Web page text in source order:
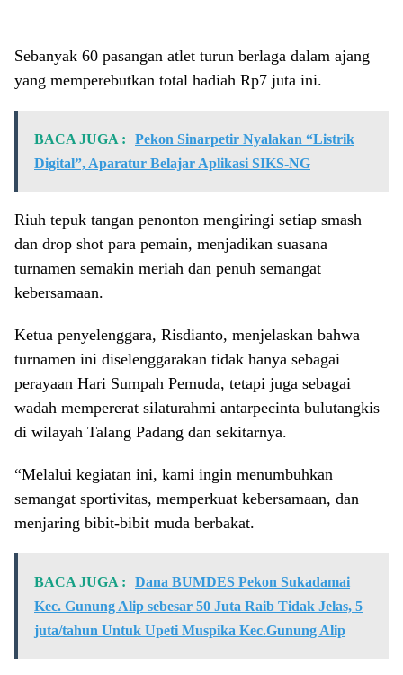
Sebanyak 60 pasangan atlet turun berlaga dalam ajang
yang memperebutkan total hadiah Rp7 juta ini.
BACA JUGA :
Pekon Sinarpetir Nyalakan “Listrik
Digital”, Aparatur Belajar Aplikasi SIKS-NG
Riuh tepuk tangan penonton mengiringi setiap smash
dan drop shot para pemain, menjadikan suasana
turnamen semakin meriah dan penuh semangat
kebersamaan.
Ketua penyelenggara, Risdianto, menjelaskan bahwa
turnamen ini diselenggarakan tidak hanya sebagai
perayaan Hari Sumpah Pemuda, tetapi juga sebagai
wadah mempererat silaturahmi antarpecinta bulutangkis
di wilayah Talang Padang dan sekitarnya.
“Melalui kegiatan ini, kami ingin menumbuhkan
semangat sportivitas, memperkuat kebersamaan, dan
menjaring bibit-bibit muda berbakat.
BACA JUGA :
Dana BUMDES Pekon Sukadamai
Kec. Gunung Alip sebesar 50 Juta Raib Tidak Jelas, 5
juta/tahun Untuk Upeti Muspika Kec.Gunung Alip